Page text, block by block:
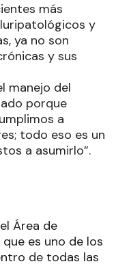
más
y
ya no son
y sus
manejo del
porque
a
todo eso es un
a asumirlo”.
Área de
es uno de los
de todas las